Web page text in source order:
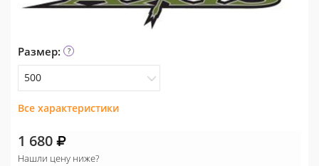
Размер:
500
500
Все характеристики
1 680
Нашли цену ниже?